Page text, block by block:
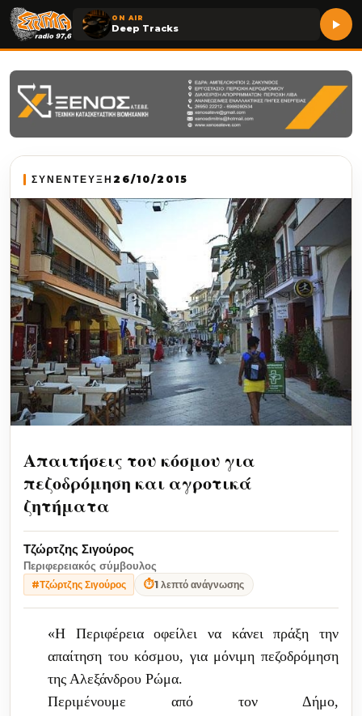
ON AIR
Deep Tracks
ΣΥΝΕΝΤΕΥΞΗ 26/10/2015
Απαιτήσεις του κόσμου για
πεζοδρόμηση και αγροτικά
ζητήματα
Τζώρτζης Σιγούρος
Περιφερειακός σύμβουλος
#Τζώρτζης Σιγούρος ⏱1 λεπτό ανάγνωσης
«Η Περιφέρεια οφείλει να κάνει πράξη την
απαίτηση του κόσμου, για μόνιμη πεζοδρόμηση
της Αλεξάνδρου Ρώμα.
Περιμένουμε από τον Δήμο,